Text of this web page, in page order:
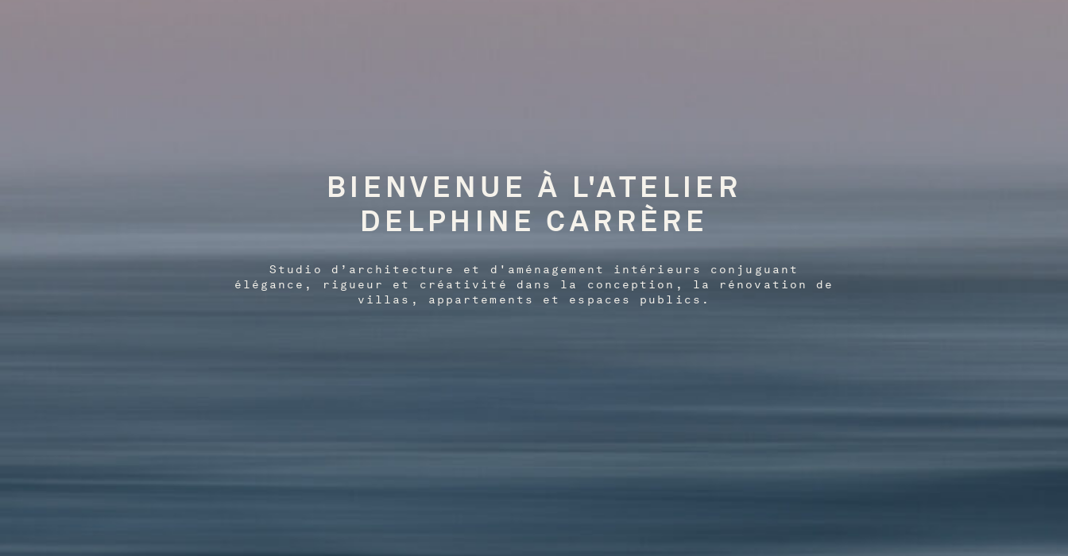
BIENVENUE À L'ATELIER
DELPHINE CARRÈRE
Studio d’architecture et d'aménagement intérieurs conjuguant
élégance, rigueur et créativité dans la conception, la rénovation de
villas, appartements et espaces publics.